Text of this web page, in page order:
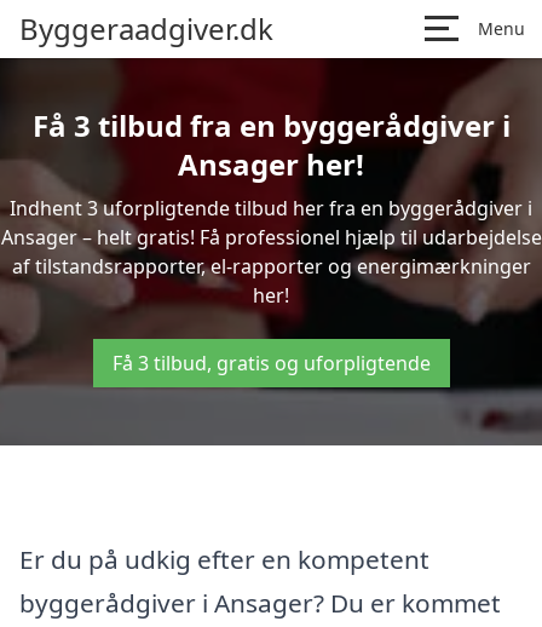
Byggeraadgiver.dk Menu
Få 3 tilbud fra en byggerådgiver i
Ansager her!
Indhent 3 uforpligtende tilbud her fra en byggerådgiver i
Ansager – helt gratis! Få professionel hjælp til udarbejdelse
af tilstandsrapporter, el-rapporter og energimærkninger
her!
Få 3 tilbud, gratis og uforpligtende
Er du på udkig efter en kompetent
byggerådgiver i Ansager? Du er kommet